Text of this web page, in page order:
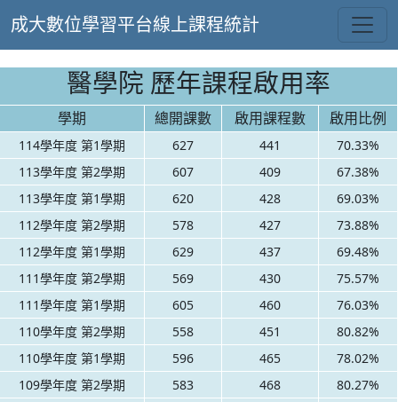
成大數位學習平台線上課程統計
醫學院 歷年課程啟用率
學期 總開課數 啟用課程數 啟用比例
114學年度 第1學期 627 441
70.33%
113學年度 第2學期
607 409
67.38%
113學年度 第1學期
620 428
69.03%
112學年度 第2學期
578 427
73.88%
112學年度 第1學期
629 437
69.48%
111學年度 第2學期
569 430
75.57%
111學年度 第1學期
605 460
76.03%
110學年度 第2學期
558 451
80.82%
110學年度 第1學期
596 465
78.02%
109學年度 第2學期
583 468
80.27%